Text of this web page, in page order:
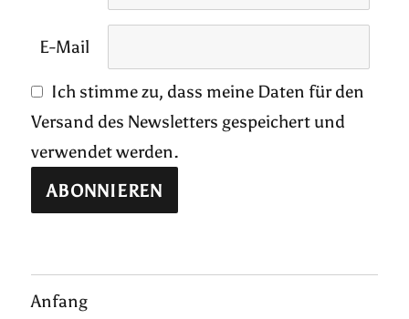
E-Mail
Ich stimme zu, dass meine Daten für den
Versand des Newsletters gespeichert und
verwendet werden.
Anfang